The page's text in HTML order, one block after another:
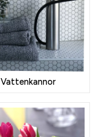
Vattenkannor